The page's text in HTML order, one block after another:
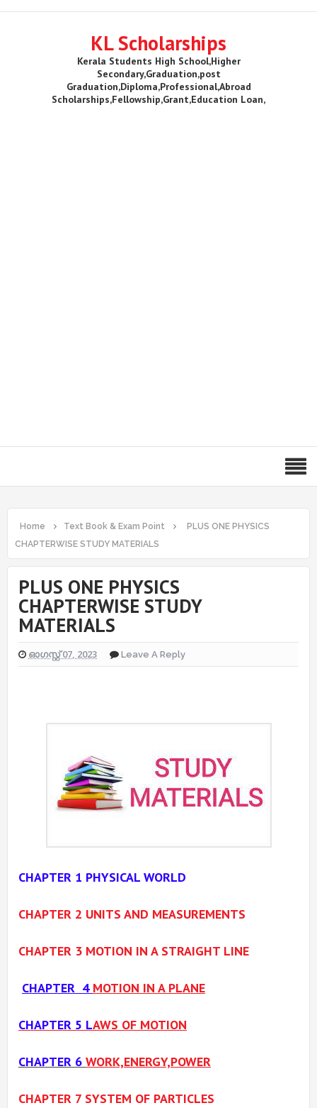
KL Scholarships
Kerala Students High School,Higher
Secondary,Graduation,post
Graduation,Diploma,Professional,Abroad
Scholarships,Fellowship,Grant,Education Loan,
Home Text Book & Exam Point
PLUS ONE PHYSICS
CHAPTERWISE STUDY MATERIALS
PLUS ONE PHYSICS
CHAPTERWISE STUDY
MATERIALS
ഓഗസ്റ്റ് 07, 2023 Leave A Reply
CHAPTER 1 PHYSICAL WORLD
CHAPTER 2 UNITS AND MEASUREMENTS
CHAPTER 3 MOTION IN A STRAIGHT LINE
CHAPTER 4 MOTION IN A PLANE
CHAPTER 5 LAWS OF MOTION
CHAPTER 6 WORK,ENERGY,POWER
CHAPTER 7 SYSTEM OF PARTICLES